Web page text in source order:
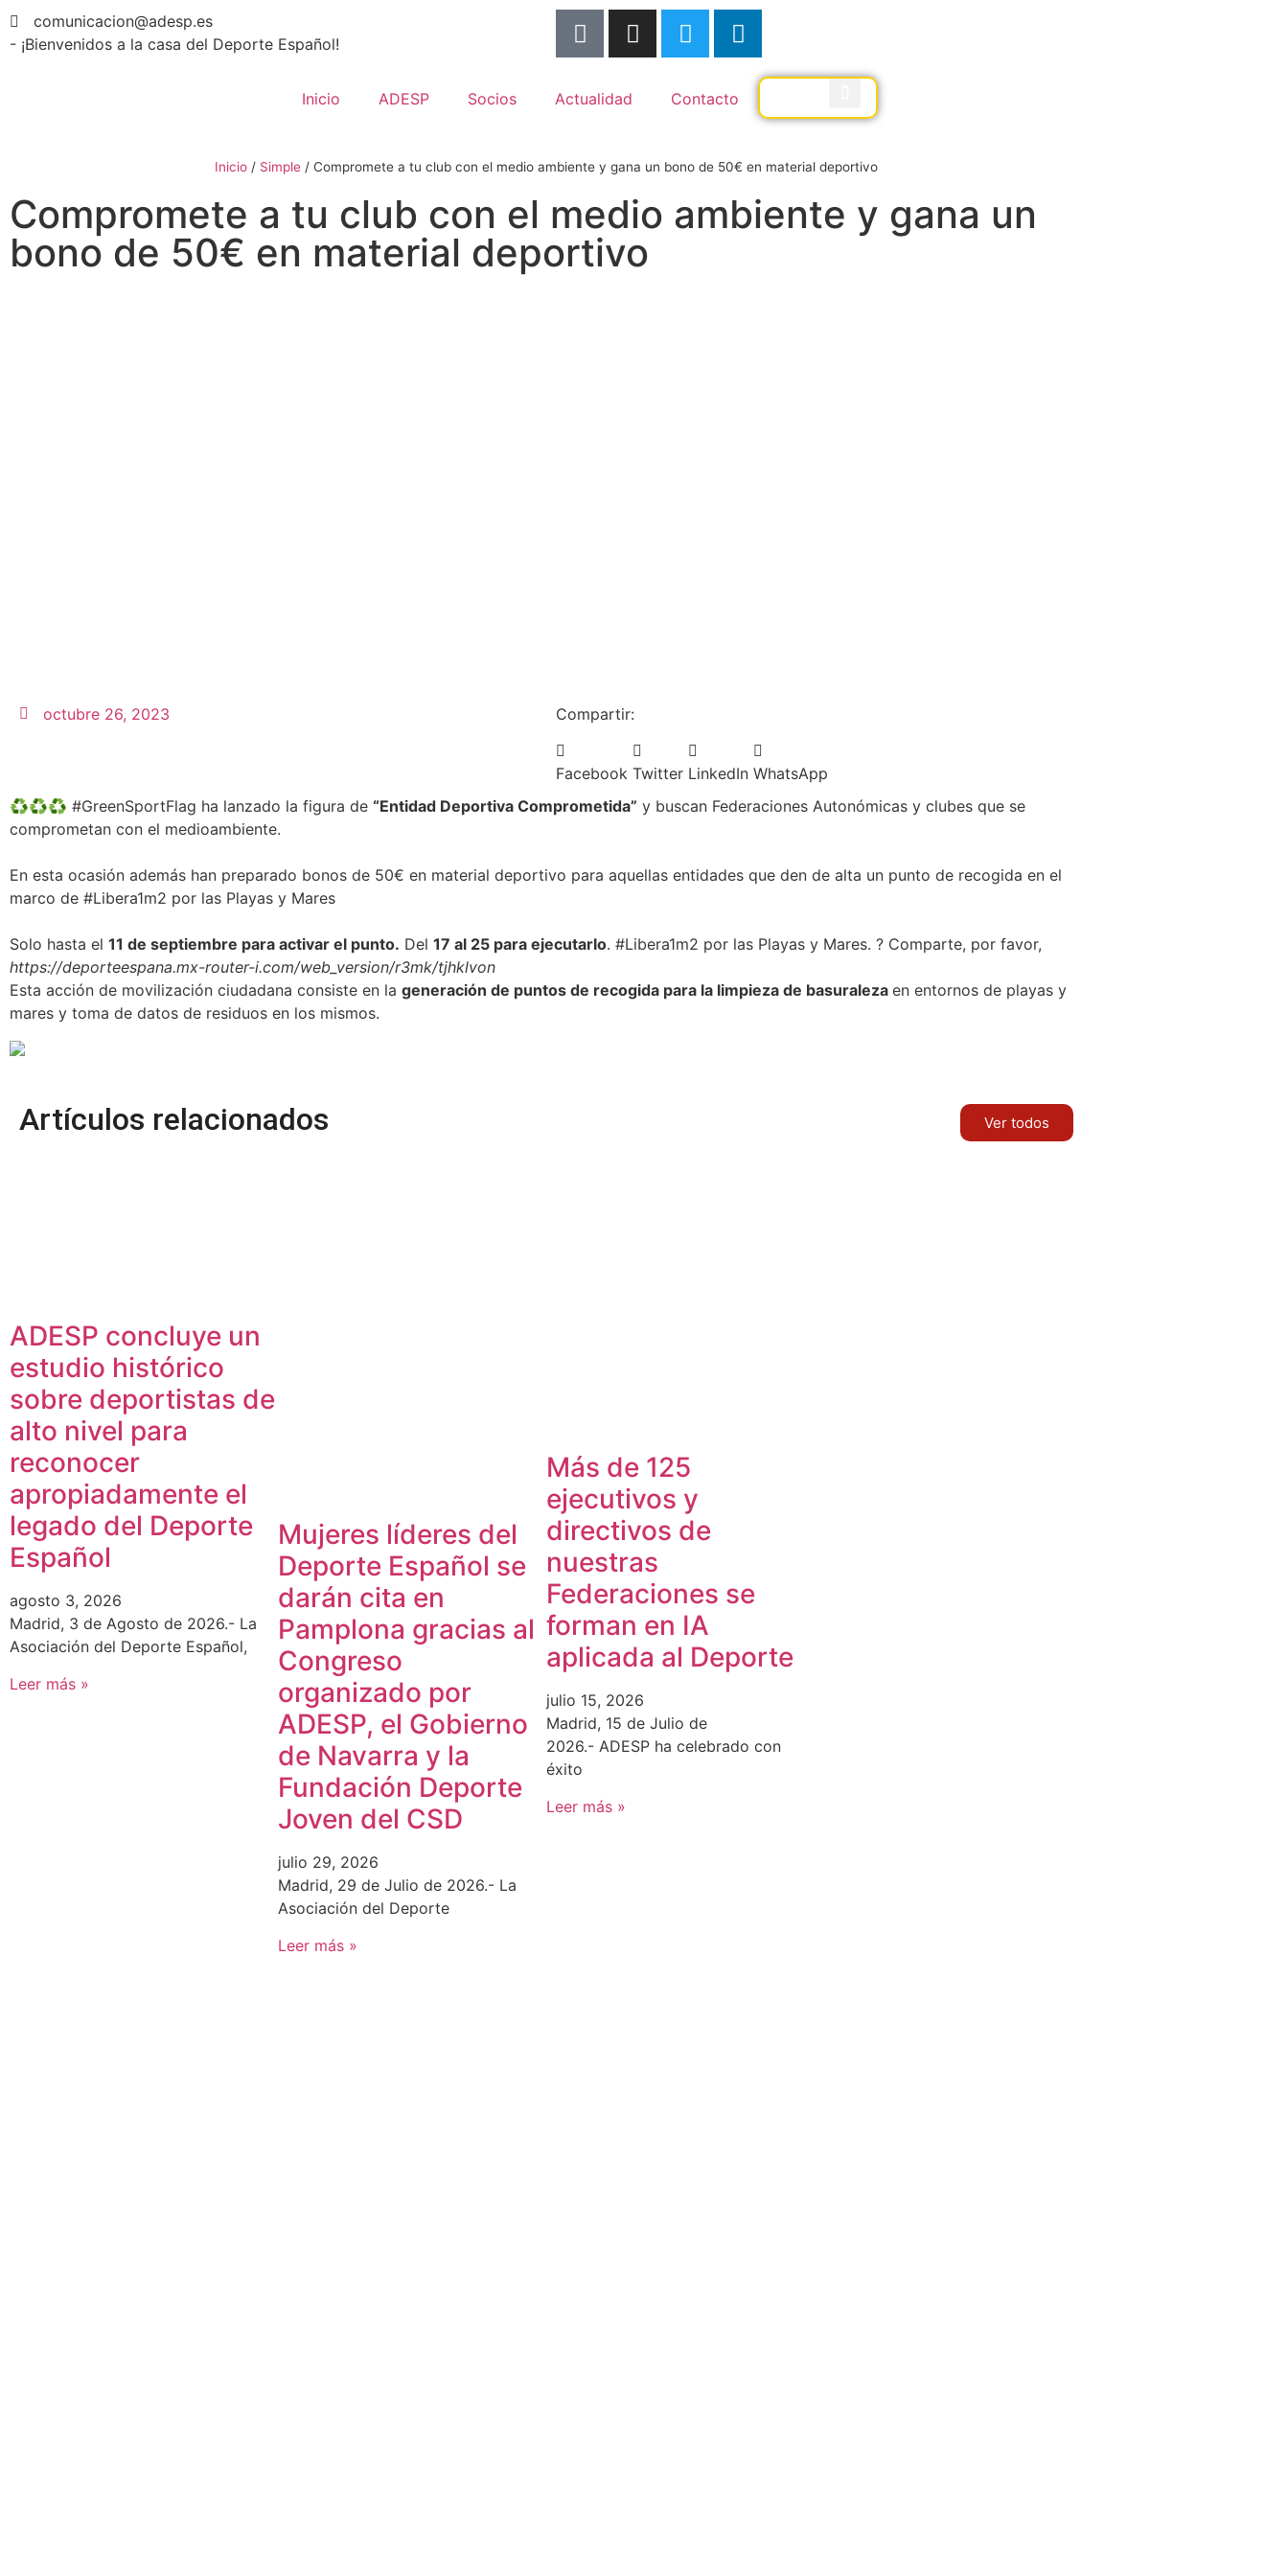
comunicacion@adesp.es
- ¡Bienvenidos a la casa del Deporte Español!
Inicio ADESP Socios Actualidad Contacto
Inicio / Simple / Compromete a tu club con el medio ambiente y gana un bono de 50€ en material deportivo
Compromete a tu club con el medio ambiente y gana un
bono de 50€ en material deportivo
octubre 26, 2023 Compartir:
Facebook Twitter LinkedIn WhatsApp
♻♻♻ #GreenSportFlag ha lanzado la figura de “Entidad Deportiva Comprometida” y buscan Federaciones Autonómicas y clubes que se
comprometan con el medioambiente.
En esta ocasión además han preparado bonos de 50€ en material deportivo para aquellas entidades que den de alta un punto de recogida en el
marco de #Libera1m2 por las Playas y Mares
Solo hasta el 11 de septiembre para activar el punto. Del 17 al 25 para ejecutarlo. #Libera1m2 por las Playas y Mares. ? Comparte, por favor,
https://deporteespana.mx-router-i.com/web_version/r3mk/tjhklvon
Esta acción de movilización ciudadana consiste en la generación de puntos de recogida para la limpieza de basuraleza en entornos de playas y
mares y toma de datos de residuos en los mismos.
Artículos relacionados Ver todos
ADESP concluye un
estudio histórico
sobre deportistas de
alto nivel para
reconocer
apropiadamente el
legado del Deporte
Español
agosto 3, 2026
Madrid, 3 de Agosto de 2026.- La
Asociación del Deporte Español,
Leer más »
Mujeres líderes del
Deporte Español se
darán cita en
Pamplona gracias al
Congreso
organizado por
ADESP, el Gobierno
de Navarra y la
Fundación Deporte
Joven del CSD
julio 29, 2026
Madrid, 29 de Julio de 2026.- La
Asociación del Deporte
Leer más »
Más de 125
ejecutivos y
directivos de
nuestras
Federaciones se
forman en IA
aplicada al Deporte
julio 15, 2026
Madrid, 15 de Julio de
2026.- ADESP ha celebrado con
éxito
Leer más »